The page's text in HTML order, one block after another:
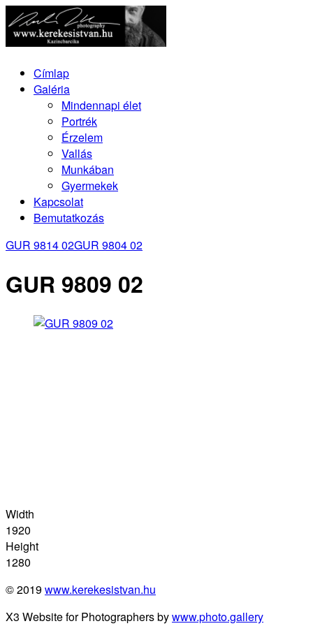
Címlap
Galéria
Mindennapi élet
Portrék
Érzelem
Vallás
Munkában
Gyermekek
Kapcsolat
Bemutatkozás
GUR 9814 02GUR 9804 02
GUR 9809 02
Width
1920
Height
1280
© 2019www.kerekesistvan.hu
X3 Website for Photographers bywww.photo.gallery